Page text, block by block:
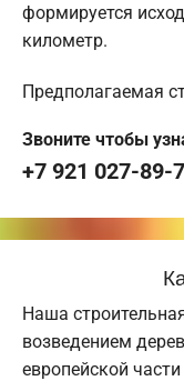
формируется
километр.
Предполагаемая
Звоните чтобы
+7 921 027-89-
Наша
возведением
европейской